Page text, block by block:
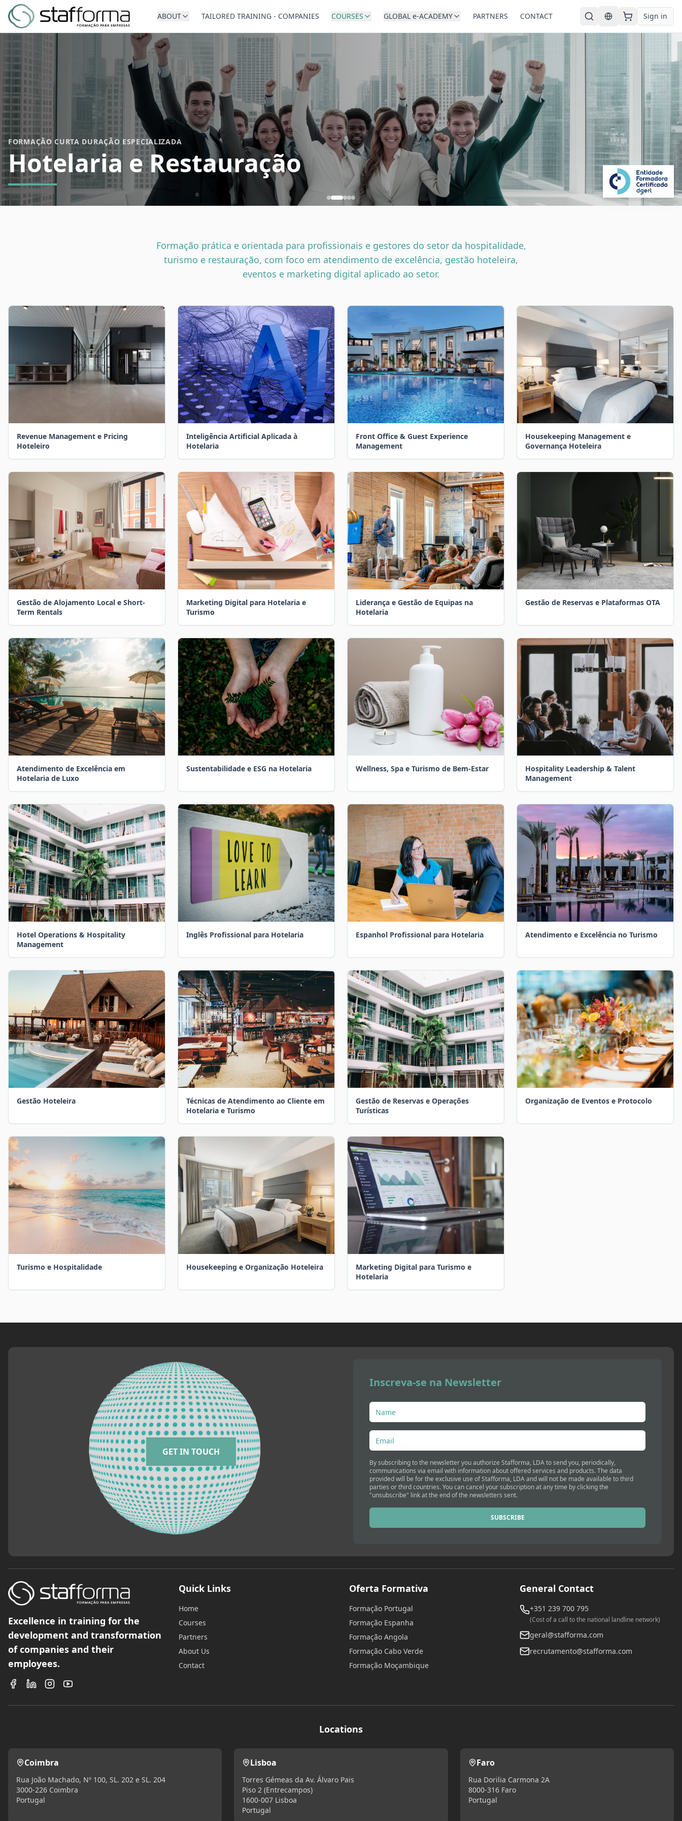
ABOUT TAILORED TRAINING - COMPANIES COURSES GLOBAL e-ACADEMY PARTNERS CONTACT English Sign in
FORMAÇÃO CURTA DURAÇÃO ESPECIALIZADA
Hotelaria e Restauração
Formação prática e orientada para profissionais e gestores do setor da hospitalidade,
turismo e restauração, com foco em atendimento de excelência, gestão hoteleira,
eventos e marketing digital aplicado ao setor.
Revenue Management e Pricing
Hoteleiro
Inteligência Artificial Aplicada à
Hotelaria
Front Office & Guest Experience
Management
Housekeeping Management e
Governança Hoteleira
Gestão de Alojamento Local e Short-
Term Rentals
Marketing Digital para Hotelaria e
Turismo
Liderança e Gestão de Equipas na
Hotelaria
Gestão de Reservas e Plataformas OTA
Atendimento de Excelência em
Hotelaria de Luxo
Sustentabilidade e ESG na Hotelaria Wellness, Spa e Turismo de Bem-Estar
Hospitality Leadership & Talent
Management
Hotel Operations & Hospitality
Management
Inglês Profissional para Hotelaria Espanhol Profissional para Hotelaria Atendimento e Excelência no Turismo
Gestão Hoteleira
Técnicas de Atendimento ao Cliente em
Hotelaria e Turismo
Gestão de Reservas e Operações
Turísticas
Organização de Eventos e Protocolo
Turismo e Hospitalidade Housekeeping e Organização Hoteleira
Marketing Digital para Turismo e
Hotelaria
GET IN TOUCH
Inscreva-se na Newsletter
By subscribing to the newsletter you authorize Stafforma, LDA to send you, periodically,
communications via email with information about offered services and products. The data
provided will be for the exclusive use of Stafforma, LDA and will not be made available to third
parties or third countries. You can cancel your subscription at any time by clicking the
"unsubscribe" link at the end of the newsletters sent.
SUBSCRIBE
Excellence in training for the
development and transformation
of companies and their
employees.
Quick Links
Home
Courses
Partners
About Us
Contact
Oferta Formativa
Formação Portugal
Formação Espanha
Formação Angola
Formação Cabo Verde
Formação Moçambique
General Contact
+351 239 700 795
(Cost of a call to the national landline network)
geral@stafforma.com
recrutamento@stafforma.com
Locations
Coimbra
Rua João Machado, Nº 100, SL. 202 e SL. 204
3000-226 Coimbra
Portugal
Lisboa
Torres Gémeas da Av. Álvaro Pais
Piso 2 (Entrecampos)
1600-007 Lisboa
Portugal
Faro
Rua Dorilia Carmona 2A
8000-316 Faro
Portugal